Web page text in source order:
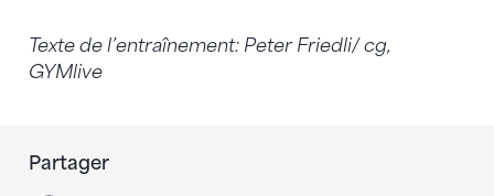
Texte de l’entraînement: Peter Friedli/ cg,
GYMlive
Partager